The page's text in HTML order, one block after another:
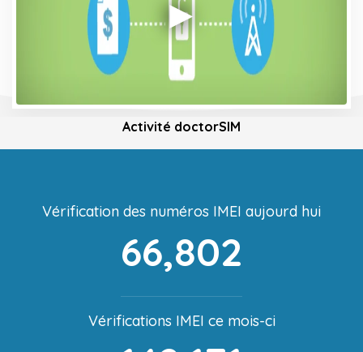
Activité doctorSIM
Vérification des numéros IMEI aujourd hui
66,802
Vérifications IMEI ce mois-ci